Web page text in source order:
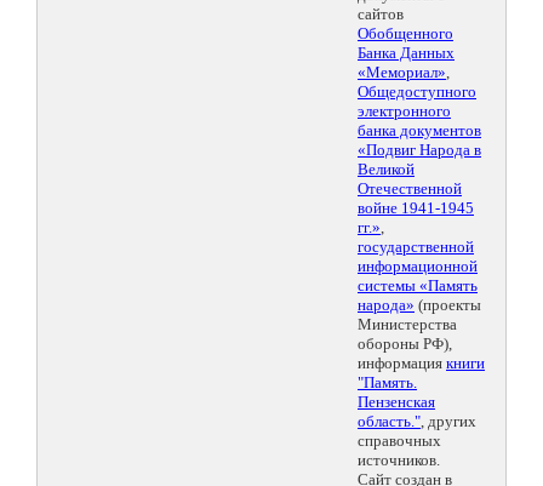
сайтов
Обобщенного
Банка Данных
«Мемориал»,
Общедоступного
электронного
банка документов
«Подвиг Народа в
Великой
Отечественной
войне 1941-1945
гг.»,
государственной
информационной
системы «Память
народа» (проекты
Министерства
обороны РФ),
информация книги
"Память.
Пензенская
область.", других
справочных
источников.
Сайт создан в